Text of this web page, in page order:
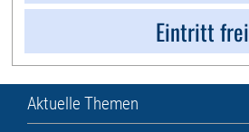
Eintritt frei
Aktuelle Themen